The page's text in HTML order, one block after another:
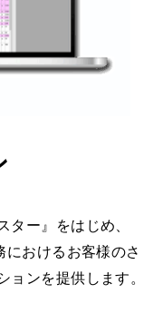
ター』をはじめ、
おけるお客様のさ
ョンを提供します。